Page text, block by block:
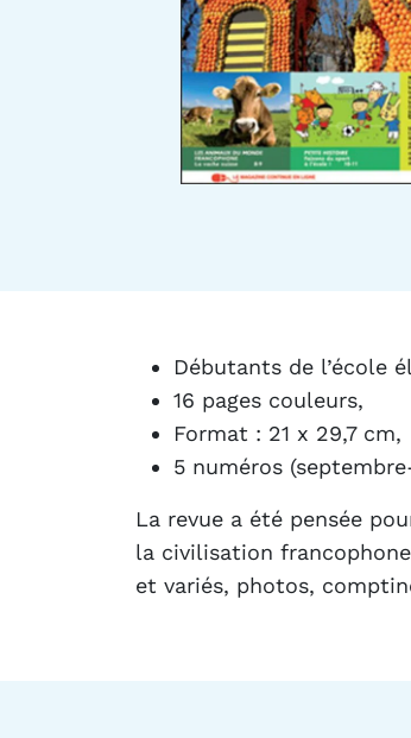
Débutants de l’école
16 pages couleurs,
Format : 21 x 29,7 cm,
5 numéros
La revue a été pensée
la civilisation
et variés, photos,